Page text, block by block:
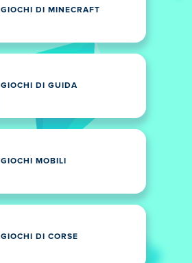
GIOCHI DI MINECRAFT
GIOCHI DI GUIDA
GIOCHI MOBILI
GIOCHI DI CORSE